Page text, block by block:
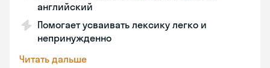
английский
Помогает усваивать лексику легко и
непринужденно
Читать дальше